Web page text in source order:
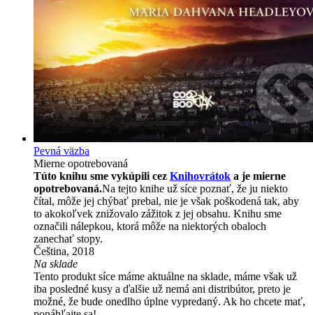
Pevná väzba
Mierne opotrebovaná
Túto knihu sme vykúpili cez Knihovrátok a je mierne
opotrebovaná.Na tejto knihe už síce poznať, že ju niekto
čítal, môže jej chýbať prebal, nie je však poškodená tak, aby
to akokoľvek znižovalo zážitok z jej obsahu. Knihu sme
označili nálepkou, ktorá môže na niektorých obaloch
zanechať stopy.
Čeština, 2018
Na sklade
Tento produkt síce máme aktuálne na sklade, máme však už
iba posledné kusy a ďalšie už nemá ani distribútor, preto je
možné, že bude onedlho úplne vypredaný. Ak ho chcete mať,